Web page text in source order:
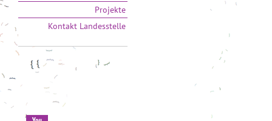
Projekte
Kontakt Landesstelle